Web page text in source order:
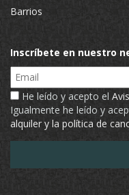
Barrios
Inscríbete en nuestro
Email
He leído y acepto el
Igualmente he leído y
alquiler y la política de